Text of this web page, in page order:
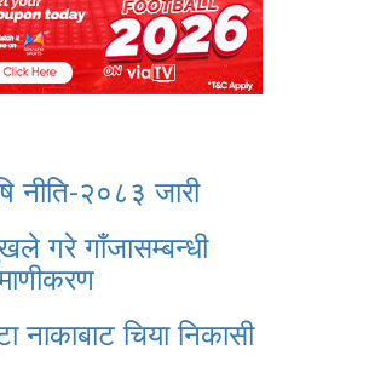
नीति-२०८३ जारी
गरे गाँजासम्बन्धी
नाकाबाट चिया निकासी